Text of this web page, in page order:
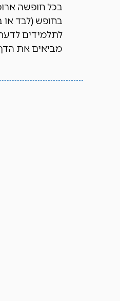
בכל חופשה
בחופש (לבד או
לתלמידים
מביאים את